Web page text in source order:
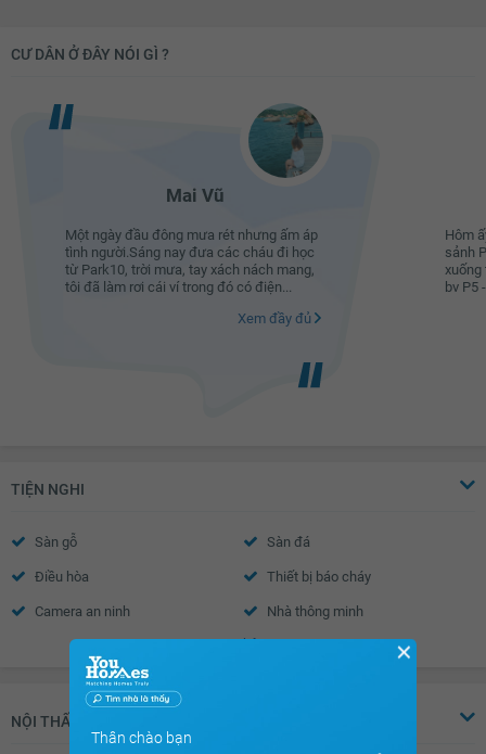
CƯ DÂN Ở ĐÂY NÓI GÌ ?
Mai Vũ
Một ngày đầu đông mưa rét nhưng ấm áp
tình người.Sáng nay đưa các cháu đi học
từ Park10, trời mưa, tay xách nách mang,
tôi đã làm rơi cái ví trong đó có điện...
Xem đầy đủ
Hôm
sảnh
xuống
bv P5
TIỆN NGHI
Sàn gỗ Sàn đá
Điều hòa Thiết bị báo cháy
Camera an ninh Nhà thông minh
Nước nóng
Tường sơn bả
Khóa cửa vân tay- mã số
Xem thêm
NỘI THẤT
✕
Thân chào bạn